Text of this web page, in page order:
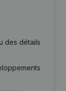
des détails